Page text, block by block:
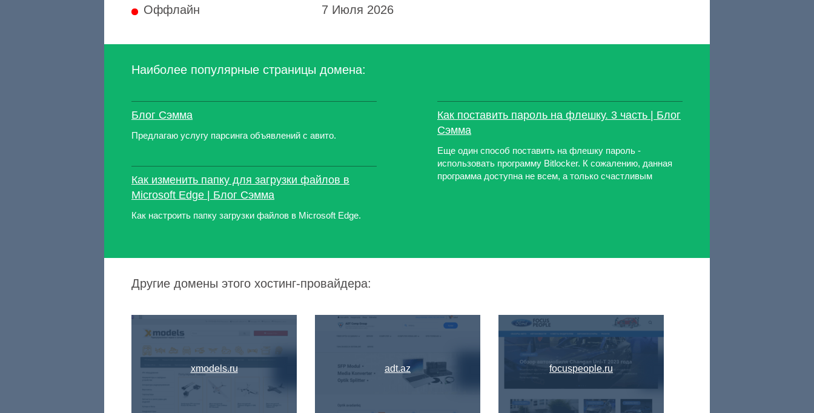
Оффлайн 7 Июля 2026
Наиболее популярные страницы домена:
Блог Сэмма
Предлагаю услугу парсинга объявлений с авито.
Как изменить папку для загрузки файлов в
Microsoft Edge | Блог Сэмма
Как настроить папку загрузки файлов в Microsoft Edge.
Как поставить пароль на флешку. 3 часть | Блог
Сэмма
Еще один способ поставить на флешку пароль -
использовать программу Bitlocker. К сожалению, данная
программа доступна не всем, а только счастливым
Другие домены этого хостинг-провайдера:
xmodels.ru adt.az focuspeople.ru